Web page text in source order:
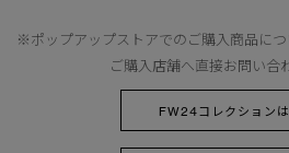
※ポップアップストアでのご購入商品に
ご購入店舗へ直接お問い合
FW24コレクション